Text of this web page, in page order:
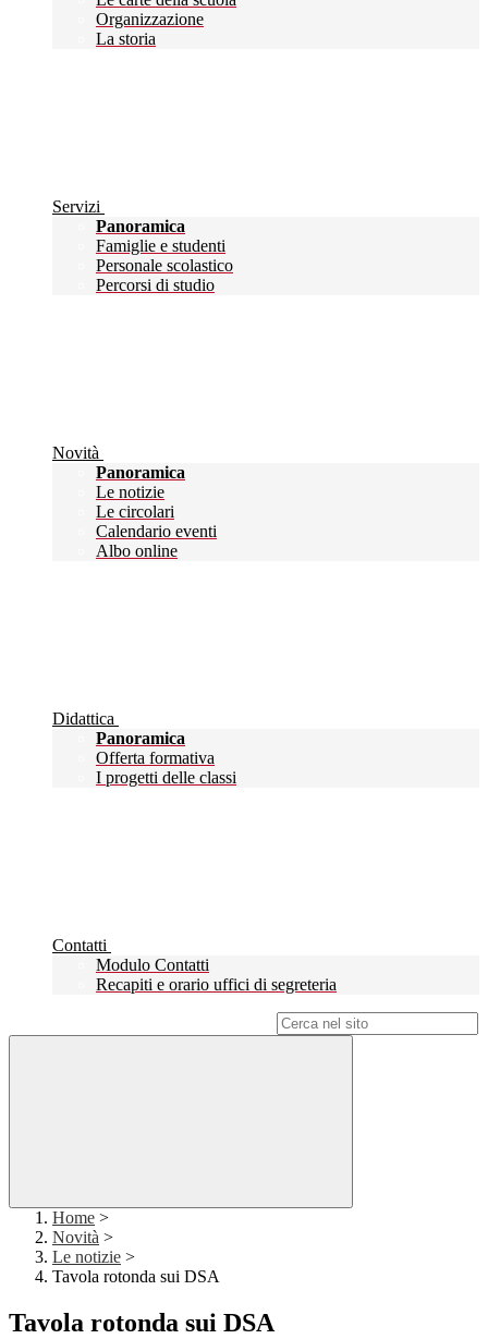
Organizzazione
La storia
Servizi
Panoramica
Famiglie e studenti
Personale scolastico
Percorsi di studio
Novità
Panoramica
Le notizie
Le circolari
Calendario eventi
Albo online
Didattica
Panoramica
Offerta formativa
I progetti delle classi
Contatti
Modulo Contatti
Recapiti e orario uffici di segreteria
Home >
Novità >
Le notizie >
Tavola rotonda sui DSA
Tavola rotonda sui DSA